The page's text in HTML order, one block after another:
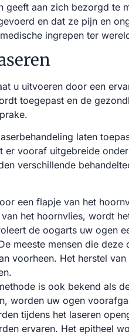
geeft aan zich bezorgd te
en dat ze pijn en
ingrepen ter
u uitvoeren door een
toegepast en de
laten
er vooraf uitgebreide
verschillende
een flapje van het
het hoornvlies, wordt
de oogarts uw ogen
meeste mensen die
voorheen. Het herstel van
is ook bekend als
worden uw ogen
tijdens het laseren
ervaren. Het epitheel